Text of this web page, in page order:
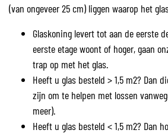
(van ongeveer 25 cm) liggen waarop het
Glaskoning levert tot aan de eerste
eerste etage woont of hoger, gaan
trap op met het glas.
Heeft u glas besteld > 1,5 m2? Dan
zijn om te helpen met lossen
meer).
Heeft u glas besteld < 1,5 m2? Dan